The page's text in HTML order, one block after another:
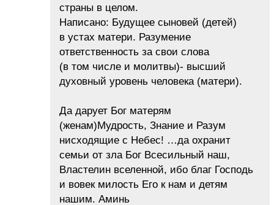
страны в целом.
Написано: Будущее сыновей (детей)
в устах матери. Разумение
ответственность за свои слова
(в том числе и молитвы)- высший
духовный уровень человека (матери).
Да дарует Бог матерям
(женам)Мудрость, Знание и Разум
нисходящие с Небес! …да охранит
семьи от зла Бог Всесильный наш,
Властелин вселенной, ибо благ Господь
и вовек милость Его к нам и детям
нашим. Аминь